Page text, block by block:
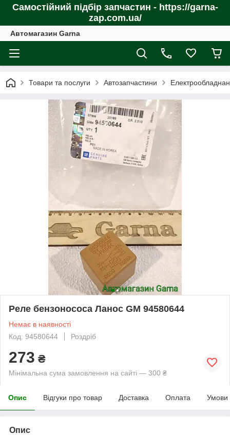
Самостійний підбір запчастин - https://garna-
zap.com.ua/
Автомагазин Garna
Товари та послуги Автозапчастини
Реле бензонососа Ланос GM 94580644
Немає в наявності
Код: 94580644
Роздріб
273 ₴
Мінімальна сума замовлення на сайті — 300 ₴
Опис Відгуки про товар Доставка Оплата Умови
Опис